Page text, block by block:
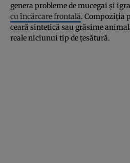
genera probleme de mucegai și
cu încărcare frontală. Compoziția
ceară sintetică sau grăsime
reale niciunui tip de țesătură.